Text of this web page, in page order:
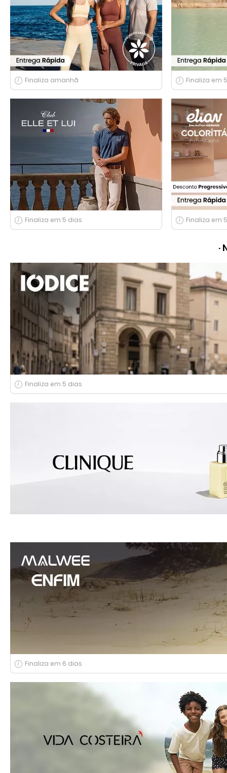
Finaliza amanhã Finaliza em
Finaliza em 5 dias Finaliza em
Finaliza em 5 dias
Finaliza em 6 dias